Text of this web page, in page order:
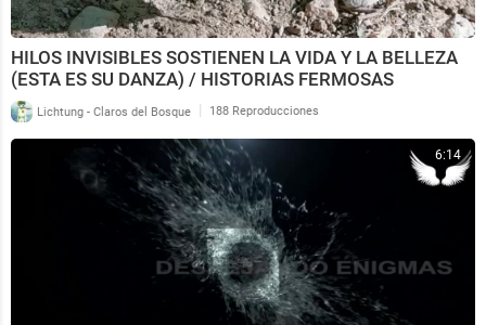
HILOS INVISIBLES SOSTIENEN LA VIDA Y LA BELLEZA
(ESTA ES SU DANZA) / HISTORIAS FERMOSAS
Lichtung - Claros del Bosque | 188 Reproducciones
6:14